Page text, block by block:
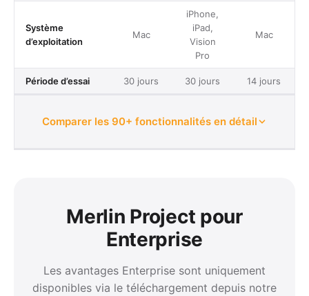
Système
d’exploitation
Mac
iPhone,
iPad,
Vision
Pro
Mac
Période d’essai 30 jours 30 jours 14 jours
Comparer les 90+ fonctionnalités en détail
Merlin Project pour
Enterprise
Les avantages Enterprise sont uniquement
disponibles via le téléchargement depuis notre